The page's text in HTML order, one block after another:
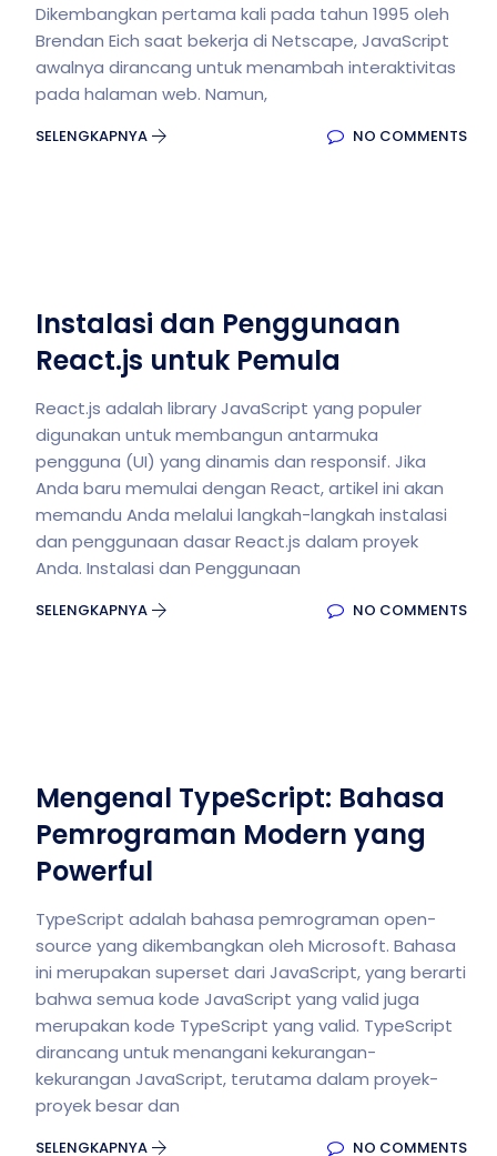
Dikembangkan pertama kali pada tahun 1995 oleh
Brendan Eich saat bekerja di Netscape, JavaScript
awalnya dirancang untuk menambah interaktivitas
pada halaman web. Namun,
SELENGKAPNYA NO COMMENTS
Instalasi dan Penggunaan
React.js untuk Pemula
React.js adalah library JavaScript yang populer
digunakan untuk membangun antarmuka
pengguna (UI) yang dinamis dan responsif. Jika
Anda baru memulai dengan React, artikel ini akan
memandu Anda melalui langkah-langkah instalasi
dan penggunaan dasar React.js dalam proyek
Anda. Instalasi dan Penggunaan
SELENGKAPNYA NO COMMENTS
Mengenal TypeScript: Bahasa
Pemrograman Modern yang
Powerful
TypeScript adalah bahasa pemrograman open-
source yang dikembangkan oleh Microsoft. Bahasa
ini merupakan superset dari JavaScript, yang berarti
bahwa semua kode JavaScript yang valid juga
merupakan kode TypeScript yang valid. TypeScript
dirancang untuk menangani kekurangan-
kekurangan JavaScript, terutama dalam proyek-
proyek besar dan
SELENGKAPNYA NO COMMENTS